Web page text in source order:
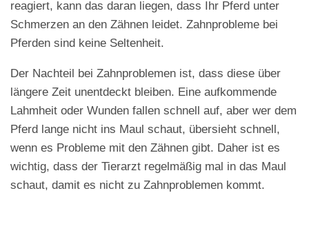
reagiert, kann das daran liegen, dass Ihr Pferd unter
Schmerzen an den Zähnen leidet. Zahnprobleme bei
Pferden sind keine Seltenheit.
Der Nachteil bei Zahnproblemen ist, dass diese über
längere Zeit unentdeckt bleiben. Eine aufkommende
Lahmheit oder Wunden fallen schnell auf, aber wer dem
Pferd lange nicht ins Maul schaut, übersieht schnell,
wenn es Probleme mit den Zähnen gibt. Daher ist es
wichtig, dass der Tierarzt regelmäßig mal in das Maul
schaut, damit es nicht zu Zahnproblemen kommt.